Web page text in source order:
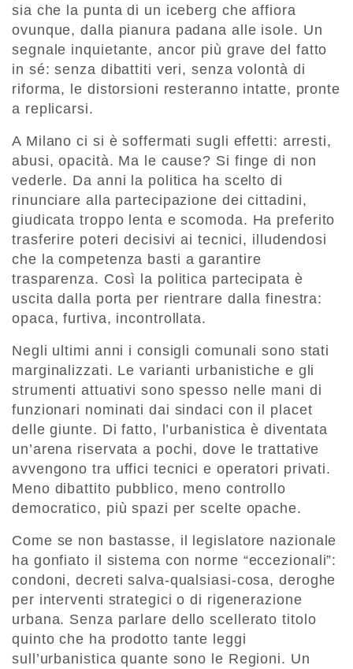
sia che la punta di un iceberg che affiora
ovunque, dalla pianura padana alle isole. Un
segnale inquietante, ancor più grave del fatto
in sé: senza dibattiti veri, senza volontà di
riforma, le distorsioni resteranno intatte, pronte
a replicarsi.
A Milano ci si è soffermati sugli effetti: arresti,
abusi, opacità. Ma le cause? Si finge di non
vederle. Da anni la politica ha scelto di
rinunciare alla partecipazione dei cittadini,
giudicata troppo lenta e scomoda. Ha preferito
trasferire poteri decisivi ai tecnici, illudendosi
che la competenza basti a garantire
trasparenza. Così la politica partecipata è
uscita dalla porta per rientrare dalla finestra:
opaca, furtiva, incontrollata.
Negli ultimi anni i consigli comunali sono stati
marginalizzati. Le varianti urbanistiche e gli
strumenti attuativi sono spesso nelle mani di
funzionari nominati dai sindaci con il placet
delle giunte. Di fatto, l’urbanistica è diventata
un’arena riservata a pochi, dove le trattative
avvengono tra uffici tecnici e operatori privati.
Meno dibattito pubblico, meno controllo
democratico, più spazi per scelte opache.
Come se non bastasse, il legislatore nazionale
ha gonfiato il sistema con norme “eccezionali”:
condoni, decreti salva-qualsiasi-cosa, deroghe
per interventi strategici o di rigenerazione
urbana. Senza parlare dello scellerato titolo
quinto che ha prodotto tante leggi
sull’urbanistica quante sono le Regioni. Un